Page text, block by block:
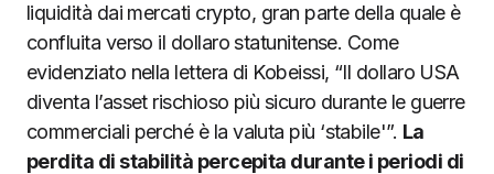
liquidità dai mercati crypto, gran parte della quale è
confluita verso il dollaro statunitense. Come
evidenziato nella lettera di Kobeissi, “Il dollaro USA
diventa l’asset rischioso più sicuro durante le guerre
commerciali perché è la valuta più ‘stabile'”. La
perdita di stabilità percepita durante i periodi di